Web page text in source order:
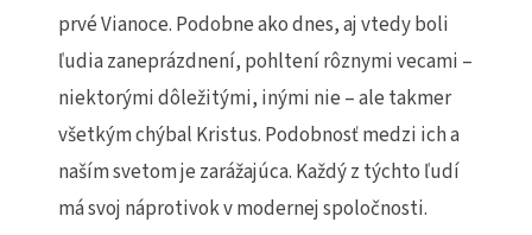
prvé Vianoce. Podobne ako dnes, aj vtedy boli
ľudia zaneprázdnení, pohltení rôznymi vecami –
niektorými dôležitými, inými nie – ale takmer
všetkým chýbal Kristus. Podobnosť medzi ich a
naším svetom je zarážajúca. Každý z týchto ľudí
má svoj náprotivok v modernej spoločnosti.